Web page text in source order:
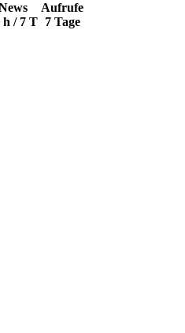
h / 7 T
Aufrufe
7 Tage